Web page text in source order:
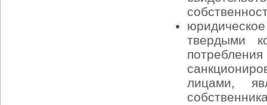
твердыми
лицами,